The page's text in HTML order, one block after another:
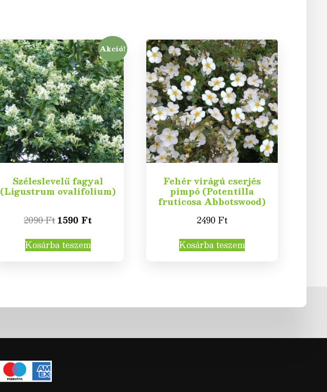
Akció!
Széleslevelű fagyal
(Ligustrum ovalifolium)
2090Ft1590 Ft
Kosárba teszem
Fehér virágú cserjés
pimpó (Potentilla
fruticosa Abbotswood)
2490Ft
Kosárba teszem